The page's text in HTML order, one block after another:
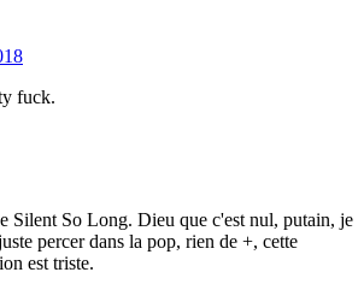
fuck.
Silent So Long. Dieu que c'est nul, putain, je
percer dans la pop, rien de +, cette
est triste.